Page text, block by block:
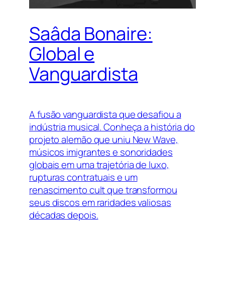
Saâda Bonaire:
Global e
Vanguardista
A fusão vanguardista que desafiou a
indústria musical. Conheça a história do
projeto alemão que uniu New Wave,
músicos imigrantes e sonoridades
globais em uma trajetória de luxo,
rupturas contratuais e um
renascimento cult que transformou
seus discos em raridades valiosas
décadas depois.